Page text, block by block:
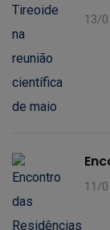
13/
11/